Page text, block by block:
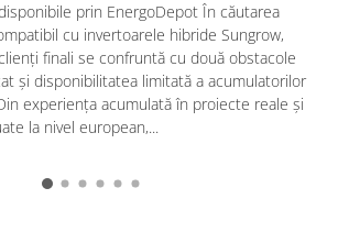
prin EnergoDepot În căutarea
cu invertoarele hibride Sungrow,
finali se confruntă cu două obstacole
și disponibilitatea limitată a acumulatorilor
experiența acumulată în proiecte reale și
la nivel european,...